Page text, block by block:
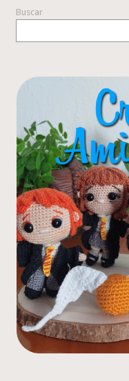
Buscar